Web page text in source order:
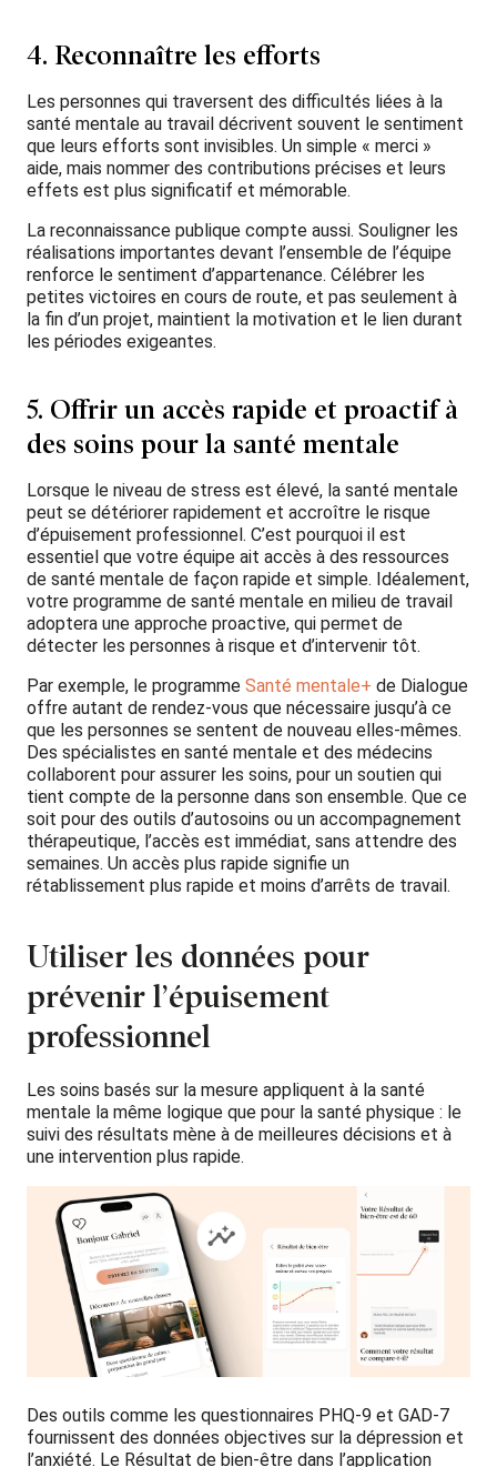
4. Reconnaître les efforts
Les personnes qui traversent des difficultés liées à la
santé mentale au travail décrivent souvent le sentiment
que leurs efforts sont invisibles. Un simple « merci »
aide, mais nommer des contributions précises et leurs
effets est plus significatif et mémorable.
La reconnaissance publique compte aussi. Souligner les
réalisations importantes devant l’ensemble de l’équipe
renforce le sentiment d’appartenance. Célébrer les
petites victoires en cours de route, et pas seulement à
la fin d’un projet, maintient la motivation et le lien durant
les périodes exigeantes.
5. Offrir un accès rapide et proactif à
des soins pour la santé mentale
Lorsque le niveau de stress est élevé, la santé mentale
peut se détériorer rapidement et accroître le risque
d’épuisement professionnel. C’est pourquoi il est
essentiel que votre équipe ait accès à des ressources
de santé mentale de façon rapide et simple. Idéalement,
votre programme de santé mentale en milieu de travail
adoptera une approche proactive, qui permet de
détecter les personnes à risque et d’intervenir tôt.
Par exemple, le programme Santé mentale+ de Dialogue
offre autant de rendez-vous que nécessaire jusqu’à ce
que les personnes se sentent de nouveau elles-mêmes.
Des spécialistes en santé mentale et des médecins
collaborent pour assurer les soins, pour un soutien qui
tient compte de la personne dans son ensemble. Que ce
soit pour des outils d’autosoins ou un accompagnement
thérapeutique, l’accès est immédiat, sans attendre des
semaines. Un accès plus rapide signifie un
rétablissement plus rapide et moins d’arrêts de travail.
Utiliser les données pour
prévenir l’épuisement
professionnel
Les soins basés sur la mesure appliquent à la santé
mentale la même logique que pour la santé physique : le
suivi des résultats mène à de meilleures décisions et à
une intervention plus rapide.
Des outils comme les questionnaires PHQ-9 et GAD-7
fournissent des données objectives sur la dépression et
l’anxiété. Le Résultat de bien-être dans l’application